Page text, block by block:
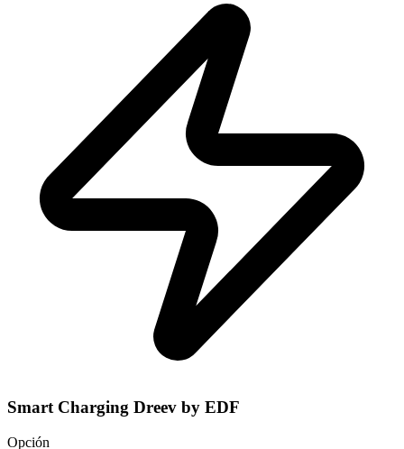
Smart Charging Dreev by EDF
Opción